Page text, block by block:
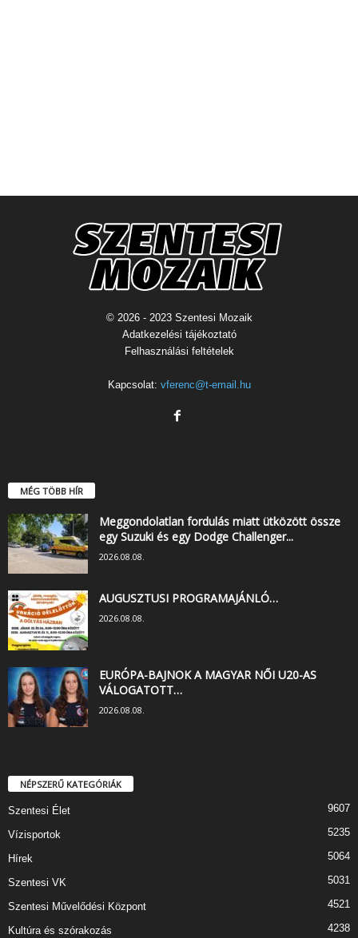
© 2026 - 2023 Szentesi Mozaik
Adatkezelési tájékoztató
Felhasználási feltételek
Kapcsolat: vferenc@t-email.hu
MÉG TÖBB HÍR
Meggondolatlan fordulás miatt ütközött össze
egy Suzuki és egy Dodge Challenger...
2026.08.08.
AUGUSZTUSI PROGRAMAJÁNLÓ…
2026.08.08.
EURÓPA-BAJNOK A MAGYAR NŐI U20-AS
VÁLOGATOTT…
2026.08.08.
NÉPSZERŰ KATEGÓRIÁK
Szentesi Élet 9607
Vízisportok 5235
Hírek 5064
Szentesi VK 5031
Szentesi Művelődési Központ 4521
Kultúra és szórakozás 4238